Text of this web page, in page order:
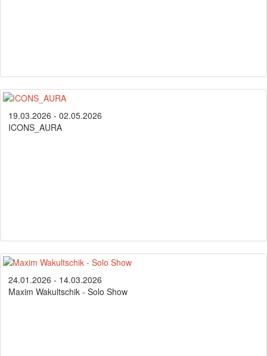
19.03.2026 - 02.05.2026
ICONS_AURA
24.01.2026 - 14.03.2026
Maxim Wakultschik - Solo Show